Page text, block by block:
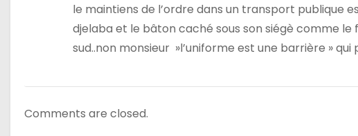
le maintiens de l’ordre dans un transport publique
djelaba et le bâton caché sous son siégè comme
sud..non monsieur »l’uniforme est une barrière »
Comments are closed.